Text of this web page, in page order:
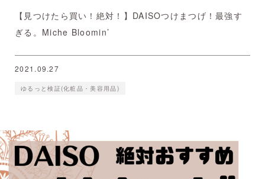
【見つけたら買い！絶対！】DAISOつけまつげ！最強す
ぎる。Miche Bloomin’
2021.09.27
ゆるっと検証(化粧品・美容用品)